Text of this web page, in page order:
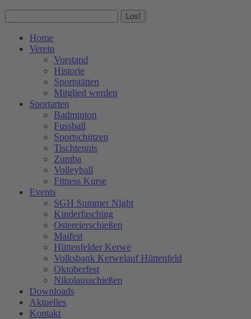
page
opens
page
opens
Home
Verein
Vorstand
Historie
Sportstätten
Mitglied werden
Sportarten
Badminton
Fussball
Sportschützen
Tischtennis
Zumba
Volleyball
Fitness Kurse
Events
SGH Summer Night
Kinderfasching
Ostereierschießen
Maifest
Hüttenfelder Kerwe
Volksbank Kerwelauf Hüttenfeld
Oktoberfest
Nikolausschießen
Downloads
Aktuelles
Kontakt